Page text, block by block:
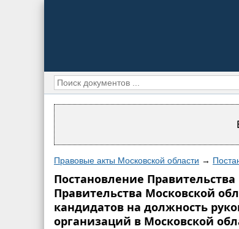
Правовые акты Московской области →
Постановление
Правительства Московской
кандидатов на должность
организаций в Московской